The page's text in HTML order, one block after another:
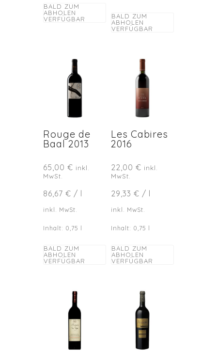
BALD ZUM
ABHOLEN
VERFÜGBAR
BALD ZUM
ABHOLEN
VERFÜGBAR
Rouge de
Baal 2013
65,00 € inkl.
MwSt.
86,67 € /
inkl. MwSt.
Inhalt: 0,75 l
BALD ZUM
ABHOLEN
VERFÜGBAR
Les Cabires
2016
22,00€ inkl.
MwSt.
29,33€ /
inkl. MwSt.
Inhalt: 0,75 l
BALD ZUM
ABHOLEN
VERFÜGBAR